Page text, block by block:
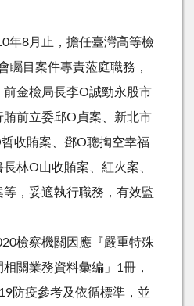
年8月止，擔任臺灣高等檢
矚目案件專責蒞庭職務，
金檢局長李O誠勁永股市
前立委邱O貞案、新北市
收賄案、鄧O聰掏空幸福
林O山收賄案、紅火案、
，妥適執行職務，有效監
檢察機關因應『嚴重特殊
關業務資料彙編」1冊，
防疫參考及依循標準，並